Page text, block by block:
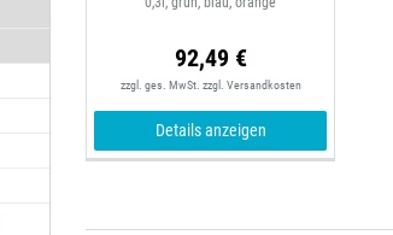
92,49 €
zzgl. ges. MwSt. zzgl. Versandkosten
Details anzeigen